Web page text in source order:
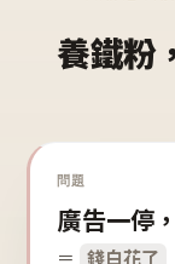
養鐵粉
問題
廣告一停
＝ 錢白花了